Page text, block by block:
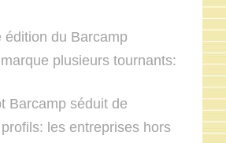
édition du Barcamp
plusieurs tournants:
Barcamp séduit de
les entreprises hors